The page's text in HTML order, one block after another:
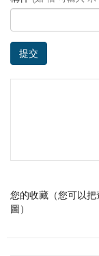
提交
您的收藏（您可以
圖）